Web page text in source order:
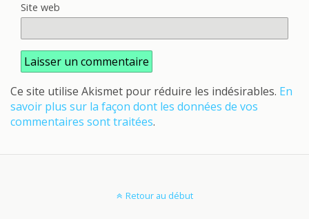
Site web
Ce site utilise Akismet pour réduire les indésirables. En
savoir plus sur la façon dont les données de vos
commentaires sont traitées.
Retour au début